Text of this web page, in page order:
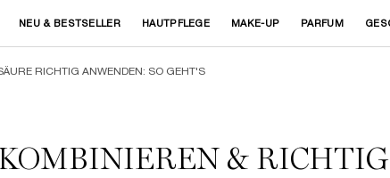
NEU & BESTSELLER HAUTPFLEGE MAKE-UP PARFUM
RICHTIG ANWENDEN: SO GEHT'S
& RICHTIG